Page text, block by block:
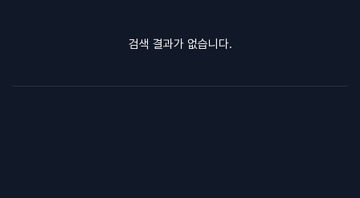
검색 결과가 없습니다.